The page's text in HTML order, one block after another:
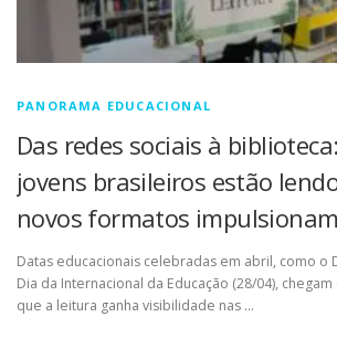
PANORAMA EDUCACIONAL
Das redes sociais à
jovens brasileiros estão
novos formatos
Datas educacionais celebradas em abril, como o
Dia da Internacional da Educação (28/04),
que a leitura ganha visibilidade nas …